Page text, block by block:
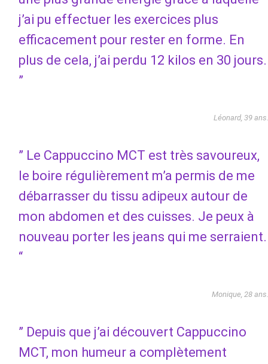
j’ai pu effectuer les exercices plus
efficacement pour rester en forme. En
plus de cela, j’ai perdu 12 kilos en 30 jours.
”
Léonard, 39 ans.
” Le Cappuccino MCT est très savoureux,
le boire régulièrement m’a permis de me
débarrasser du tissu adipeux autour de
mon abdomen et des cuisses. Je peux à
nouveau porter les jeans qui me serraient.
“
Monique, 28 ans.
” Depuis que j’ai découvert Cappuccino
MCT, mon humeur a complètement